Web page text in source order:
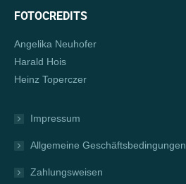
FOTOCREDITS
Angelika Neuhofer
Harald Hois
Heinz Toperczer
Impressum
Allgemeine Geschäftsbedingungen
Zahlungsweisen